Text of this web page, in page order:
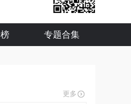
专题合集
更多